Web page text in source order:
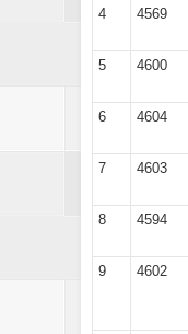
4
4569
5
4600
6
4604
7
4603
8
4594
9
4602